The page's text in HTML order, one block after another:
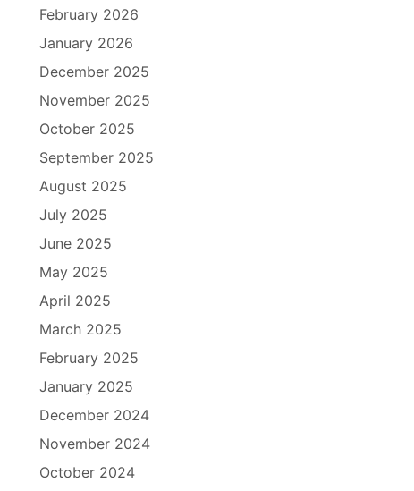
February 2026
January 2026
December 2025
November 2025
October 2025
September 2025
August 2025
July 2025
June 2025
May 2025
April 2025
March 2025
February 2025
January 2025
December 2024
November 2024
October 2024